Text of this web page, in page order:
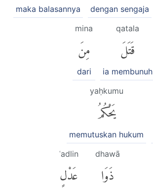
dengan sengaja
maka balasannya
qatala
قَتَلَ
ia membunuh
mina
مِنَ
dari
yaḥkumu
يَحْكُمُ
memutuskan hukum
dhawā
ذَوَا
ʿadlin
عَدْلٍ